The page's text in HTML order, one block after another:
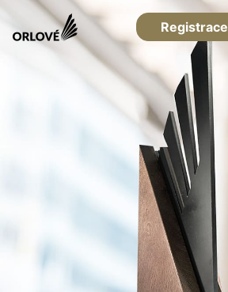
Registrace